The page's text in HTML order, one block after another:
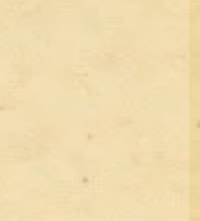
शांति और विकास की नई ऊंचाइयों
और Amit Shah का जताया